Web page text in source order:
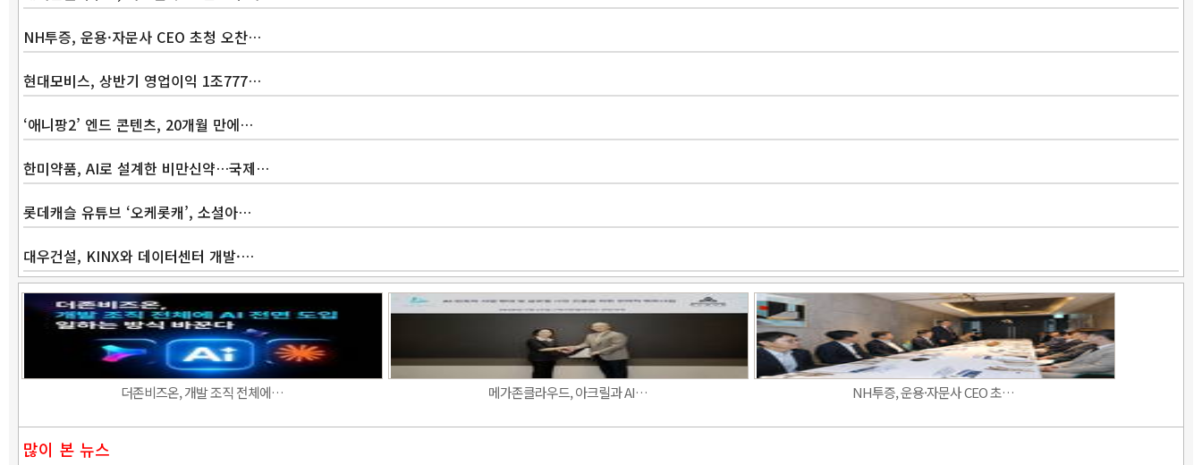
NH투증, 운용·자문사 CEO 초청 오찬…
현대모비스, 상반기 영업이익 1조777…
‘애니팡2’ 엔드 콘텐츠, 20개월 만에…
한미약품, AI로 설계한 비만신약…국제…
롯데캐슬 유튜브 ‘오케롯캐’, 소셜아…
대우건설, KINX와 데이터센터 개발·…
더존비즈온, 개발 조직 전체에… 메가존클라우드, 아크릴과 AI… NH투증, 운용·자문사 CEO 초…
많이 본 뉴스